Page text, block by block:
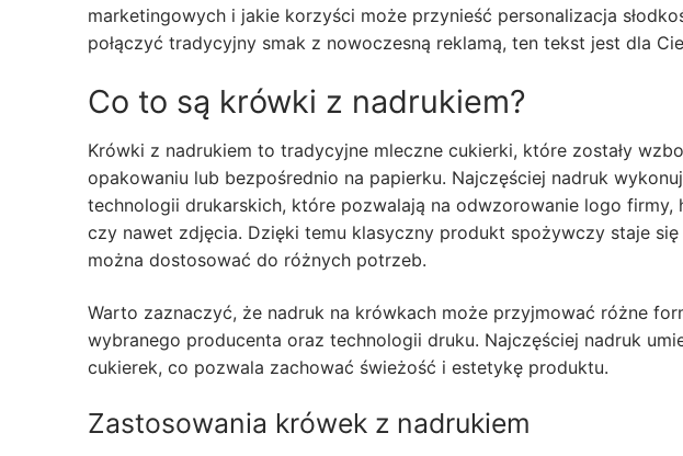
marketingowych i jakie korzyści może przynieść personalizacja
połączyć tradycyjny smak z nowoczesną reklamą, ten tekst jest dla
Co to są krówki z nadrukiem?
Krówki z nadrukiem to tradycyjne mleczne cukierki, które zostały
opakowaniu lub bezpośrednio na papierku. Najczęściej nadruk
technologii drukarskich, które pozwalają na odwzorowanie logo firmy,
czy nawet zdjęcia. Dzięki temu klasyczny produkt spożywczy staje
można dostosować do różnych potrzeb.
Warto zaznaczyć, że nadruk na krówkach może przyjmować różne
wybranego producenta oraz technologii druku. Najczęściej nadruk
cukierek, co pozwala zachować świeżość i estetykę produktu.
Zastosowania krówek z nadrukiem